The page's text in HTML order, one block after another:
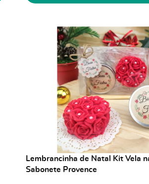
Lembrancinha de Natal Kit Vela
Sabonete Provence